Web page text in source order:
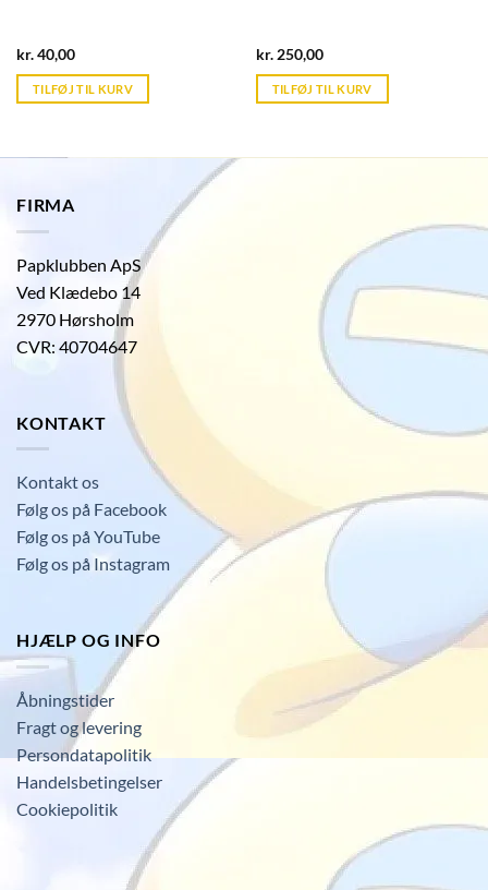
kr.40,00Current
is:
kr. 39,95.
TILFØJ TIL KURV
kr.250,00Current
is:
kr. 39,95.
TILFØJ TIL KURV
FIRMA
Papklubben ApS
Ved Klædebo 14
2970 Hørsholm
CVR: 40704647
KONTAKT
Kontakt os
Følg os på Facebook
Følg os på YouTube
Følg os på Instagram
HJÆLP OG INFO
Åbningstider
Fragt og levering
Persondatapolitik
Handelsbetingelser
Cookiepolitik